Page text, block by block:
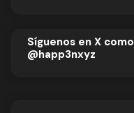
Síguenos en X como
@happ3nxyz